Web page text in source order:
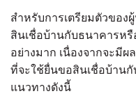
สำหรับการเตรียมตัวของ
สินเชื่อบ้านกับธนาคารห
อย่างมาก เนื่องจากจะมีผ
ที่จะใช้ยื่นขอสินเชื่อบ้าน
แนวทางดังนี้